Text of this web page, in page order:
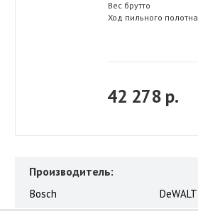
Вес брутто
Ход пильного полотна
42 278 р.
Производитель:
Bosch DeWALT